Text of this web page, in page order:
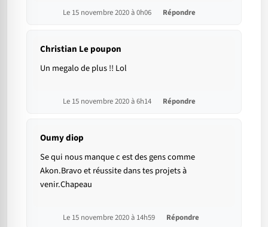
Le 15 novembre 2020 à 0h06 Répondre
Christian Le poupon
Un megalo de plus !! Lol
Le 15 novembre 2020 à 6h14 Répondre
Oumy diop
Se qui nous manque c est des gens comme
Akon.Bravo et réussite dans tes projets à
venir.Chapeau
Le 15 novembre 2020 à 14h59 Répondre